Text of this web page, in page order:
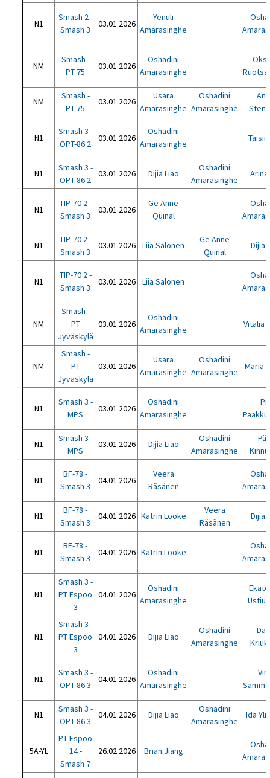
N1
Smash 2 -
Smash 3
03.01.2026
Yenuli
Amarasinghe
NM
Smash -
PT 75
03.01.2026
Oshadini
Amarasinghe
NM
Smash -
PT 75
03.01.2026
Usara
Amarasinghe
Oshadini
Amarasinghe
N1
Smash 3 -
OPT-86 2
03.01.2026
Oshadini
Amarasinghe
N1
Smash 3 -
OPT-86 2
03.01.2026 Dijia Liao
Oshadini
Amarasinghe
N1
TIP-70 2 -
Smash 3
03.01.2026
Ge Anne
Quinal
N1
TIP-70 2 -
Smash 3
03.01.2026 Liia Salonen
Ge Anne
Quinal
Dijia
N1
TIP-70 2 -
Smash 3
03.01.2026 Liia Salonen
NM
Smash -
PT
Jyväskylä
03.01.2026
Oshadini
Amarasinghe
Vitalia
NM
Smash -
PT
Jyväskylä
03.01.2026
Usara
Amarasinghe
Oshadini
Amarasinghe
Maria
N1
Smash 3 -
MPS
03.01.2026
Oshadini
Amarasinghe
N1
Smash 3 -
MPS
03.01.2026 Dijia Liao
Oshadini
Amarasinghe
N1
BF-78 -
Smash 3
04.01.2026
Veera
Räsänen
N1
BF-78 -
Smash 3
04.01.2026 Katrin Looke
Veera
Räsänen
Dijia
N1
BF-78 -
Smash 3
04.01.2026 Katrin Looke
N1
Smash 3 -
PT Espoo
3
04.01.2026
Oshadini
Amarasinghe
N1
Smash 3 -
PT Espoo
3
04.01.2026 Dijia Liao
Oshadini
Amarasinghe
N1
Smash 3 -
OPT-86 3
04.01.2026
Oshadini
Amarasinghe
N1
Smash 3 -
OPT-86 3
04.01.2026 Dijia Liao
Oshadini
Amarasinghe
Ida
5A-YL
PT Espoo
14 -
Smash 7
26.02.2026 Brian Jiang